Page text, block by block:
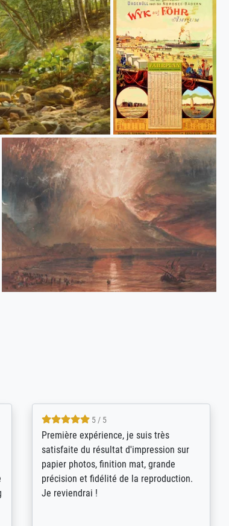
4.8 / 5
Qualité absolument irréprochable.
Extraordinaire diversité des thèmes
abordés et personnalisation des
demandes (recadrage, réajustement des
couleurs). Relation clientèle parfaite.